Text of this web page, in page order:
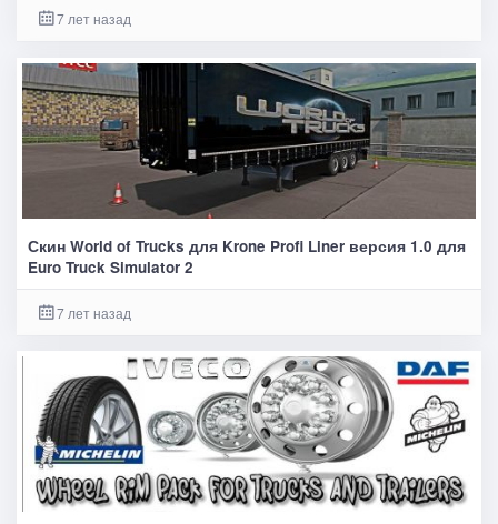
7 лет назад
Скин World of Trucks для Krone Profi Liner версия 1.0 для
Euro Truck Simulator 2
7 лет назад